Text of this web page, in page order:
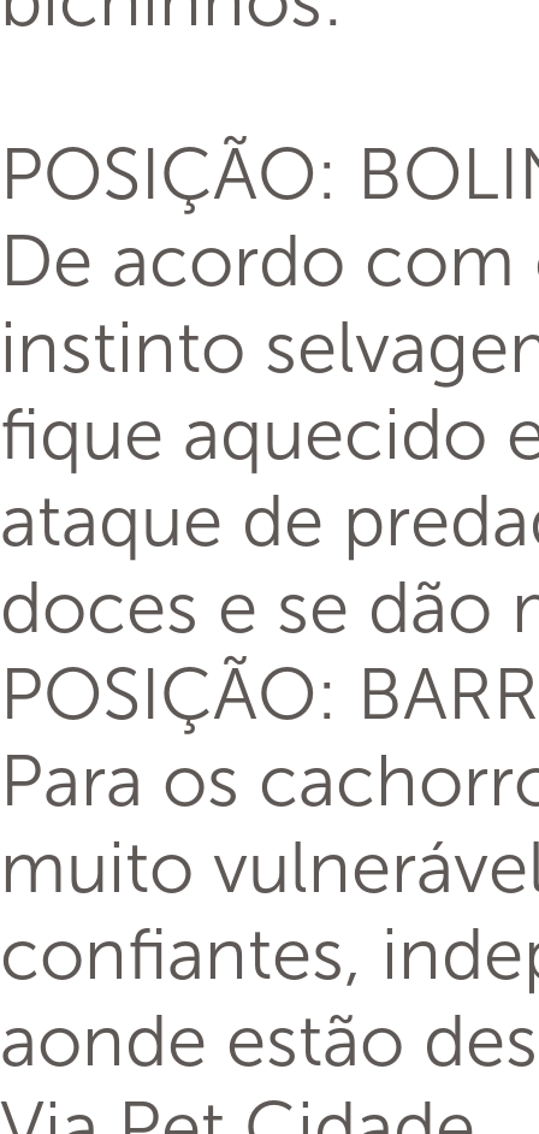
POSIÇÃO:
De acordo com
instinto
fique aquecido
ataque de
doces e se dão
POSIÇÃO:
Para os
muito
confiantes,
aonde estão